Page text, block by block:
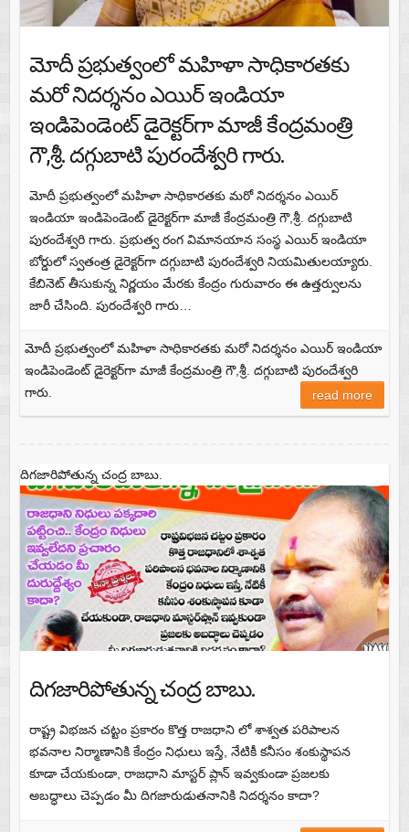
మోదీ ప్రభుత్వంలో మహిళా సాధికారతకు
మరో నిదర్శనం ఎయిర్‌ ఇండియా
ఇండిపెండెంట్ డైరెక్టర్‌గా మాజీ కేంద్రమంత్రి
గౌ,శ్రీ. దగ్గుబాటి పురందేశ్వరి గారు.
మోదీ ప్రభుత్వంలో మహిళా సాధికారతకు మరో నిదర్శనం ఎయిర్‌
ఇండియా ఇండిపెండెంట్ డైరెక్టర్‌గా మాజీ కేంద్రమంత్రి గౌ,శ్రీ. దగ్గుబాటి
పురందేశ్వరి గారు. ప్రభుత్వ రంగ విమానయాన సంస్థ ఎయిర్‌ ఇండియా
బోర్డులో స్వతంత్ర డైరెక్టర్‌గా దగ్గుబాటి పురందేశ్వరి నియమితులయ్యారు.
కేబినెట్‌ తీసుకున్న నిర్ణయం మేరకు కేంద్రం గురువారం ఈ ఉత్తర్వులను
జారీ చేసింది. పురందేశ్వరి గారు…
మోదీ ప్రభుత్వంలో మహిళా సాధికారతకు మరో నిదర్శనం ఎయిర్‌ ఇండియా
ఇండిపెండెంట్ డైరెక్టర్‌గా మాజీ కేంద్రమంత్రి గౌ,శ్రీ. దగ్గుబాటి పురందేశ్వరి
గారు.
read more
దిగజారిపోతున్న చంద్ర బాబు.
దిగజారిపోతున్న చంద్ర బాబు.
రాష్ట్ర విభజన చట్టం ప్రకారం కొత్త రాజధాని లో శాశ్వత పరిపాలన
భవనాల నిర్మాణానికి కేంద్రం నిధులు ఇస్తే, నేటికీ కనీసం శంకుస్థాపన
కూడా చేయకుండా, రాజధాని మాస్టర్ ప్లాన్ ఇవ్వకుండా ప్రజలకు
అబద్ధాలు చెప్పడం మీ దిగజారుడుతనానికి నిదర్శనం కాదా?